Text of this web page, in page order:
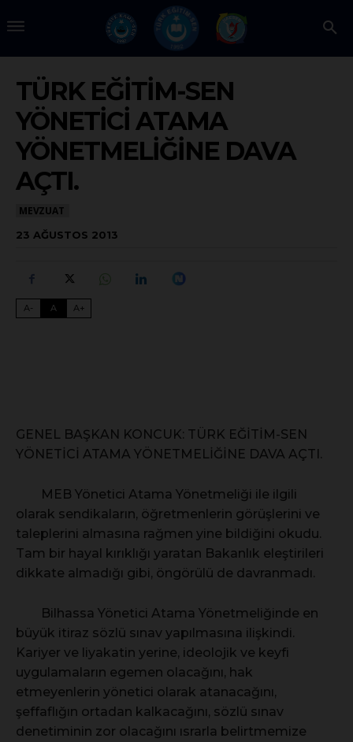
TÜRK EĞİTİM-SEN
YÖNETİCİ ATAMA
YÖNETMELİĞİNE DAVA
AÇTI.
MEVZUAT
23 AĞUSTOS 2013
A- A A+
GENEL BAŞKAN KONCUK: TÜRK EĞİTİM-SEN
YÖNETİCİ ATAMA YÖNETMELİĞİNE DAVA AÇTI.
MEB Yönetici Atama Yönetmeliği ile ilgili
olarak sendikaların, öğretmenlerin görüşlerini ve
taleplerini almasına rağmen yine bildiğini okudu.
Tam bir hayal kırıklığı yaratan Bakanlık eleştirileri
dikkate almadığı gibi, öngörülü de davranmadı.
Bilhassa Yönetici Atama Yönetmeliğinde en
büyük itiraz sözlü sınav yapılmasına ilişkindi.
Kariyer ve liyakatin yerine, ideolojik ve keyfi
uygulamaların egemen olacağını, hak
etmeyenlerin yönetici olarak atanacağını,
şeffaflığın ortadan kalkacağını, sözlü sınav
denetiminin zor olacağını ısrarla belirtmemize